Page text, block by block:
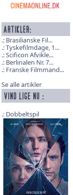
Brasilianske Fil...
Tyskefilmdage, 1...
Scificon Afvikle...
Berlinalen Nr. 7...
Franske Filmmand...
Se alle artikler
Dobbeltspil